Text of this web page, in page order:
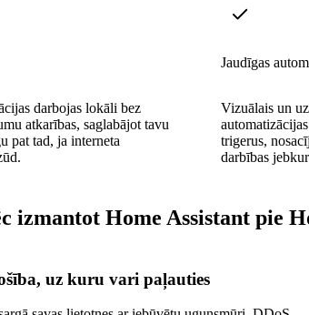
darbojas lokāli bez
atkarības, saglabājot tavu
pat tad, ja interneta
Jaudīgas
Vizuālais un
trigerus,
darbības
izmantot Home Assistant pie
uz kuru vari paļauties